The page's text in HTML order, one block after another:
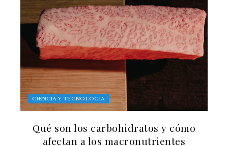
CIENCIA Y TECNOLOGÍA
Qué son los carbohidratos y cómo
afectan a los macronutrientes